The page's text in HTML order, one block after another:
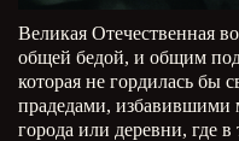
Великая Отечественная
общей бедой, и общим
которая не гордилась бы
прадедами,
города или деревни, где